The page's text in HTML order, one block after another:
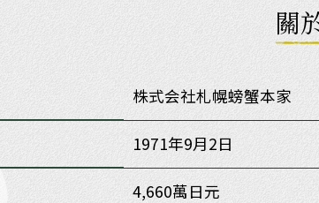
關
株式会社札幌螃蟹本家
1971年9月2日
4,660萬日元